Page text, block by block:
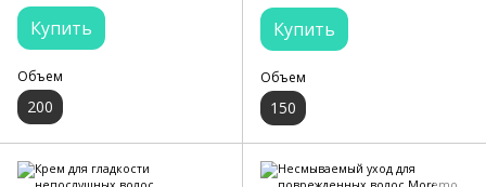
Купить
Объем
200
Купить
Объем
150